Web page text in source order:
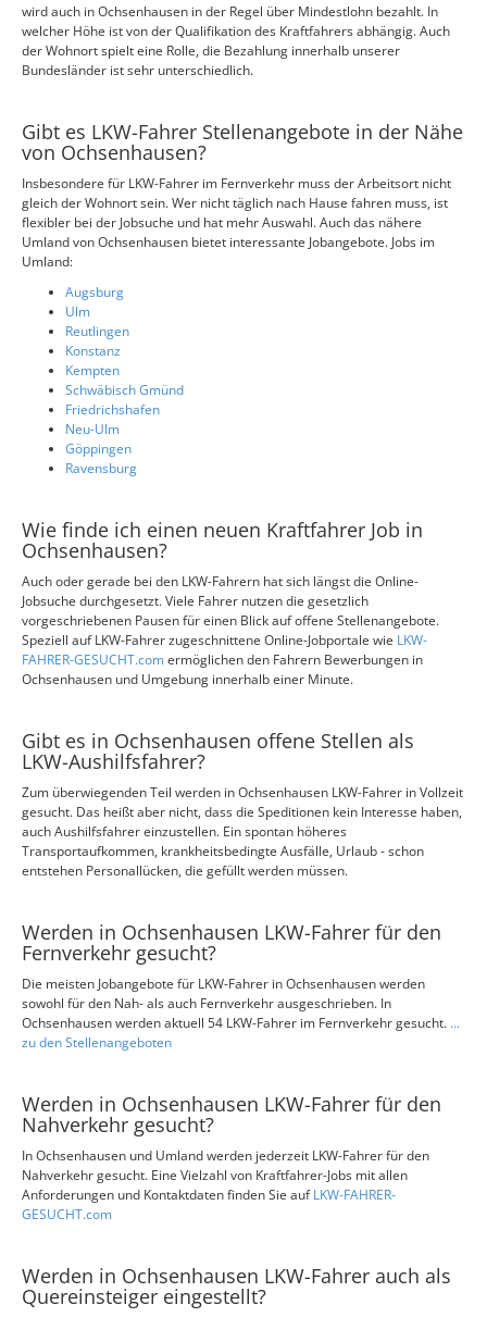
wird auch in Ochsenhausen in der Regel über Mindestlohn bezahlt. In
welcher Höhe ist von der Qualifikation des Kraftfahrers abhängig. Auch
der Wohnort spielt eine Rolle, die Bezahlung innerhalb unserer
Bundesländer ist sehr unterschiedlich.
Gibt es LKW-Fahrer Stellenangebote in der Nähe
von Ochsenhausen?
Insbesondere für LKW-Fahrer im Fernverkehr muss der Arbeitsort nicht
gleich der Wohnort sein. Wer nicht täglich nach Hause fahren muss, ist
flexibler bei der Jobsuche und hat mehr Auswahl. Auch das nähere
Umland von Ochsenhausen bietet interessante Jobangebote. Jobs im
Umland:
Augsburg
Ulm
Reutlingen
Konstanz
Kempten
Schwäbisch Gmünd
Friedrichshafen
Neu-Ulm
Göppingen
Ravensburg
Wie finde ich einen neuen Kraftfahrer Job in
Ochsenhausen?
Auch oder gerade bei den LKW-Fahrern hat sich längst die Online-
Jobsuche durchgesetzt. Viele Fahrer nutzen die gesetzlich
vorgeschriebenen Pausen für einen Blick auf offene Stellenangebote.
Speziell auf LKW-Fahrer zugeschnittene Online-Jobportale wie LKW-
FAHRER-GESUCHT.comermöglichen den Fahrern Bewerbungen in
Ochsenhausen und Umgebung innerhalb einer Minute.
Gibt es in Ochsenhausen offene Stellen als
LKW-Aushilfsfahrer?
Zum überwiegenden Teil werden in Ochsenhausen LKW-Fahrer in Vollzeit
gesucht. Das heißt aber nicht, dass die Speditionen kein Interesse haben,
auch Aushilfsfahrer einzustellen. Ein spontan höheres
Transportaufkommen, krankheitsbedingte Ausfälle, Urlaub - schon
entstehen Personallücken, die gefüllt werden müssen.
Werden in Ochsenhausen LKW-Fahrer für den
Fernverkehr gesucht?
Die meisten Jobangebote für LKW-Fahrer in Ochsenhausen werden
sowohl für den Nah- als auch Fernverkehr ausgeschrieben. In
Ochsenhausen werden aktuell 54 LKW-Fahrer im Fernverkehr gesucht. ...
zu den Stellenangeboten
Werden in Ochsenhausen LKW-Fahrer für den
Nahverkehr gesucht?
In Ochsenhausen und Umland werden jederzeit LKW-Fahrer für den
Nahverkehr gesucht. Eine Vielzahl von Kraftfahrer-Jobs mit allen
Anforderungen und Kontaktdaten finden Sie aufLKW-FAHRER-
GESUCHT.com
Werden in Ochsenhausen LKW-Fahrer auch als
Quereinsteiger eingestellt?